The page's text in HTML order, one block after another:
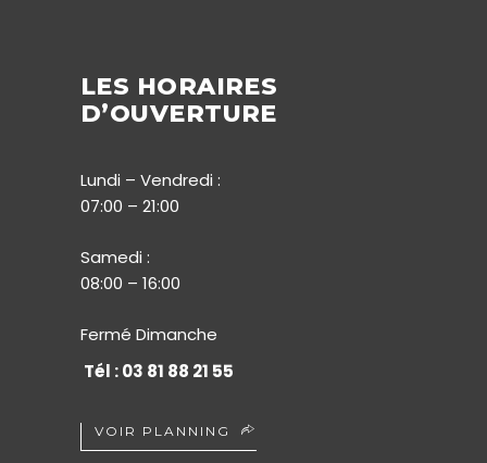
LES HORAIRES
D’OUVERTURE
Lundi – Vendredi :
07:00 – 21:00
Samedi :
08:00 – 16:00
Fermé Dimanche
Tél : 03 81 88 21 55
VOIR PLANNING